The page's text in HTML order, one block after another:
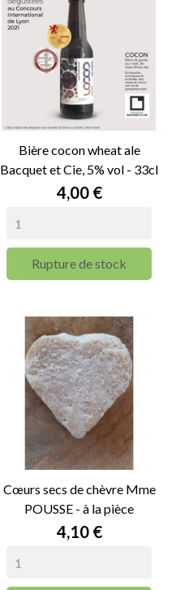
Bière cocon wheat ale
Bacquet et Cie, 5% vol - 33cl
Prix
4,00 €
Rupture de stock
Cœurs secs de chèvre Mme
POUSSE - à la pièce
Prix
4,10 €